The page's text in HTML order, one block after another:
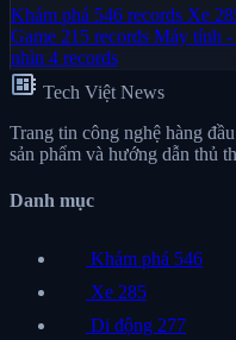
Khám phá 546 records Xe
Game 215 records Máy tính -
nhìn 4 records
developer_board Tech Việt News
Trang tin công nghệ hàng
sản phẩm và hướng dẫn thủ
Danh mục
Khám phá 546
Xe 285
Di động 277